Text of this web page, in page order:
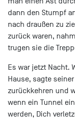
dann den Stumpf
nach draußen zu
zurück waren,
trugen sie die
Es war jetzt Nacht.
Hause, sagte
zurückkehren und
wenn ein Tunnel
werden, Dich